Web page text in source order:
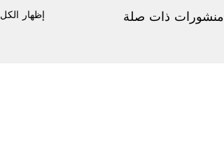
منشورات ذات صلة إظهار الكل